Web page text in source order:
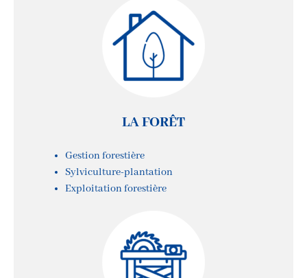
LA FORÊT
Gestion forestière
Sylviculture-plantation
Exploitation forestière